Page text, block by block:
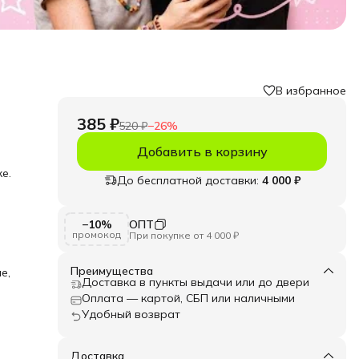
и
В избранное
385 ₽520 ₽−26%
Добавить в корзину
До бесплатной доставки: 4 000 ₽
−10%
промокод
ОПТ
При покупке от 4 000 ₽
Преимущества
Доставка в пункты выдачи или до двери
Оплата — картой, СБП или наличными
Удобный возврат
Доставка